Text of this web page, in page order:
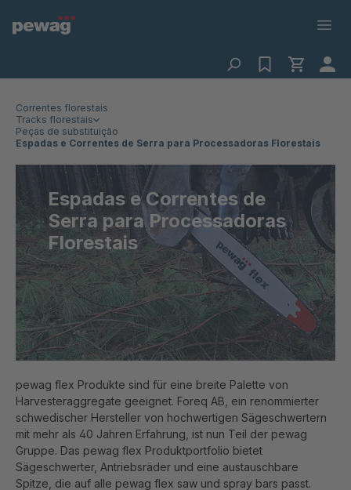
Correntes florestais
Tracks florestais
Peças de substituição
Espadas e Correntes de Serra para Processadoras Florestais
Espadas e Correntes de
Serra para Processadoras
Florestais
pewag flex Produkte sind für eine breite Palette von
Harvesteraggregate geeignet. Foreq AB, ein renommierter
schwedischer Hersteller von hochwertigen Sägeschwertern
mit mehr als 40 Jahren Erfahrung, ist nun Teil der pewag
Gruppe. Das pewag flex Produktportfolio bietet
Sägeschwerter, Antriebsräder und eine austauschbare
Spitze, die auf alle pewag flex saw und spray bars passt.